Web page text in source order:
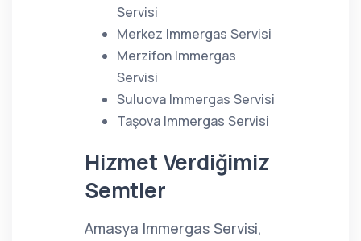
Servisi
Merkez Immergas Servisi
Merzifon Immergas
Servisi
Suluova Immergas Servisi
Taşova Immergas Servisi
Hizmet Verdiğimiz
Semtler
Amasya Immergas Servisi,